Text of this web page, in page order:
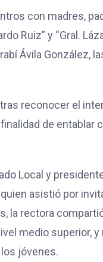
con madres,
Ruiz” y “Gral.
Ávila González,
reconocer el
de entablar
Local y
asistió por
la rectora
medio superior,
jóvenes.